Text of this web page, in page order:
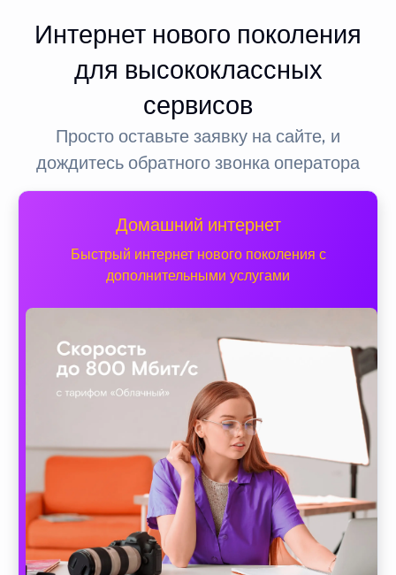
Интернет нового поколения
для высококлассных
сервисов
Просто оставьте заявку на сайте, и
дождитесь обратного звонка оператора
Домашний интернет
Быстрый интернет нового поколения с
дополнительными услугами